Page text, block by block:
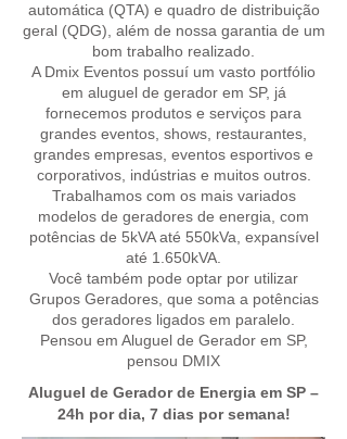
automática (QTA) e quadro de distribuição
geral (QDG), além de nossa garantia de um
bom trabalho realizado.
A Dmix Eventos possuí um vasto portfólio
em aluguel de gerador em SP, já
fornecemos produtos e serviços para
grandes eventos, shows, restaurantes,
grandes empresas, eventos esportivos e
corporativos, indústrias e muitos outros.
Trabalhamos com os mais variados
modelos de geradores de energia, com
potências de 5kVA até 550kVa, expansível
até 1.650kVA.
Você também pode optar por utilizar
Grupos Geradores, que soma a potências
dos geradores ligados em paralelo.
Pensou em Aluguel de Gerador em SP,
pensou DMIX
Aluguel de Gerador de Energia em SP –
24h por dia, 7 dias por semana!